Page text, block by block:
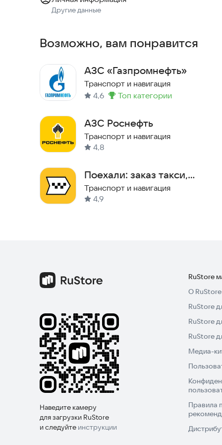
- авиатранспорт
контроль качества
- опломбированные емкости внутри машины
- вы можете заказать проверку качества перед
На нашем топливе можно смело лететь!
Другие данные
Возможно, вам понравится
АЗС «Газпромнефть»
Транспорт и навигация
4,6
Метка :
топ категории
АЗС Роснефть
Транспорт и навигация
4,8
Поехали: заказ такси,
доставка
Транспорт и навигация
4,9
Наведите камеру
для загрузки RuStore
и следуйте инструкции
RuStore
О RuStore
RuStore
RuStore
RuStore
Медиа-
Правила